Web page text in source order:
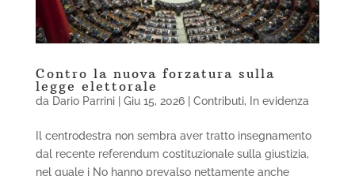
Contro la nuova forzatura sulla
legge elettorale
da Dario Parrini| Giu 15, 2026| Contributi, In evidenza
Il centrodestra non sembra aver tratto insegnamento
dal recente referendum costituzionale sulla giustizia,
nel quale i No hanno prevalso nettamente anche